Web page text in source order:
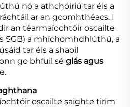
nó a athchóiriú tar éis a
ar an gcomhthéacs. I
an téarmaíochtóir oscailte
SGB) a mhíchomhdhlúthú, a
tar éis a shaoil
go bhfuil sé glás agus
oscailte saighte tirim